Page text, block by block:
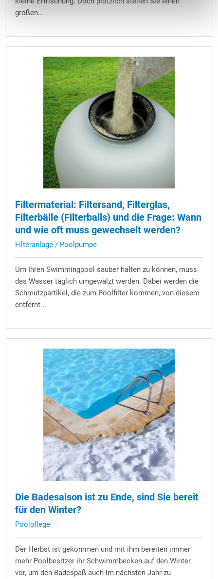
großen...
Filtermaterial: Filtersand, Filterglas,
Filterbälle (Filterballs) und die Frage: Wann
und wie oft muss gewechselt werden?
Filteranlage / Poolpumpe
Um Ihren Swimmingpool sauber halten zu können, muss
das Wasser täglich umgewälzt werden. Dabei werden die
Schmutzpartikel, die zum Poolfilter kommen, von diesem
entfernt...
Die Badesaison ist zu Ende, sind Sie bereit
für den Winter?
Poolpflege
Der Herbst ist gekommen und mit ihm bereiten immer
mehr Poolbesitzer ihr Schwimmbecken auf den Winter
vor, um den Badespaß auch im nächsten Jahr zu